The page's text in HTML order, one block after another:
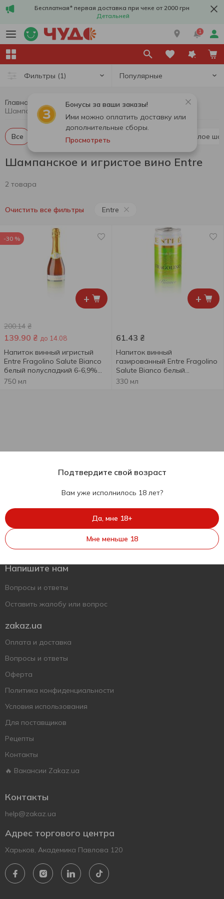
Бесплатная* первая доставка при чеке от 2000 грн
Детальней
1
Фильтры (1) Популярные
Бонусы за ваши заказы!
Ими можно оплатить доставку или
дополнительные сборы.
Просмотреть
Главная Алкоголь
Все Красное шампанское и игристое вино Белое
Шампанское и игристое вино Entre
2 товара
Очистить все фильтры Entre
+
-30 %
200.14 ₴
139.90 ₴ до 14.08
Напиток винный игристый
Entre Fragolino Salute Bianco
белый полусладкий 6-6,9%
0,75л
750 мл
+
61.43 ₴
Напиток винный
газированный Entre Fragolino
Salute Bianco белый
полусладкий 6-6,9% 0,33л
330 мл
Укр
Поддержать ВСУ
Напишите нам
Вопросы и ответы
Оставить жалобу или вопрос
zakaz.ua
Оплата и доставка
Вопросы и ответы
Оферта
Политика конфиденциальности
Условия использования
Для поставщиков
Рецепты
Контакты
🔥 Вакансии Zakaz.ua
Контакты
help@zakaz.ua
Адрес торгового центра
Харьков, Академика Павлова 120
Подтвердите свой возраст
Вам уже исполнилось 18 лет?
Да, мне 18+
Мне меньше 18